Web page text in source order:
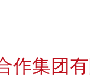
作集团